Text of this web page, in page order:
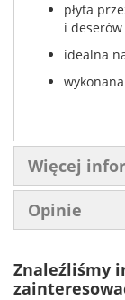
płyta
i deserów
idealna
Więcej
Opinie
Znaleźliśmy